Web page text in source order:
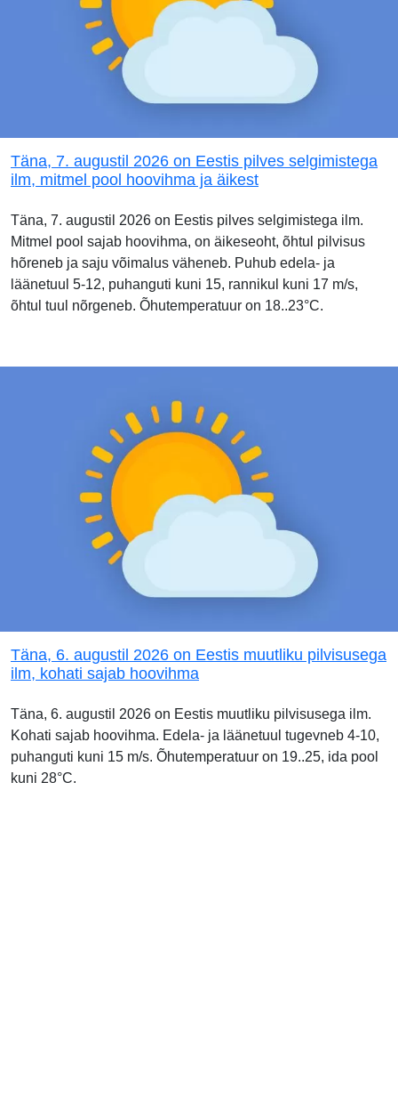
Täna, 7. augustil 2026 on Eestis pilves selgimistega
ilm, mitmel pool hoovihma ja äikest
Täna, 7. augustil 2026 on Eestis pilves selgimistega ilm.
Mitmel pool sajab hoovihma, on äikeseoht, õhtul pilvisus
hõreneb ja saju võimalus väheneb. Puhub edela- ja
läänetuul 5-12, puhanguti kuni 15, rannikul kuni 17 m/s,
õhtul tuul nõrgeneb. Õhutemperatuur on 18..23°C.
Täna, 6. augustil 2026 on Eestis muutliku pilvisusega
ilm, kohati sajab hoovihma
Täna, 6. augustil 2026 on Eestis muutliku pilvisusega ilm.
Kohati sajab hoovihma. Edela- ja läänetuul tugevneb 4-10,
puhanguti kuni 15 m/s. Õhutemperatuur on 19..25, ida pool
kuni 28°C.